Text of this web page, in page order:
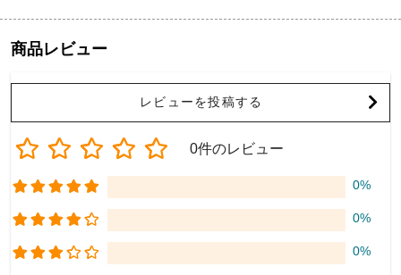
商品レビュー
レビューを投稿する
0件のレビュー
0%
0%
0%